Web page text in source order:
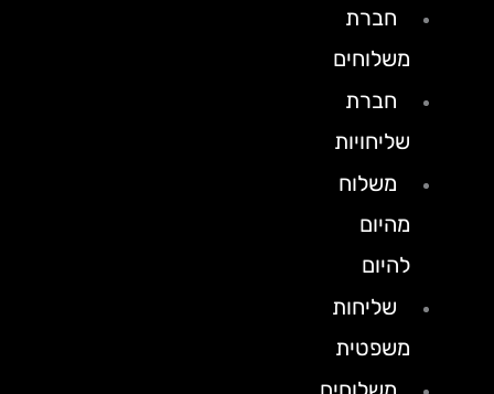
חברת
משלוחים
חברת
שליחויות
משלוח
מהיום
להיום
שליחות
משפטית